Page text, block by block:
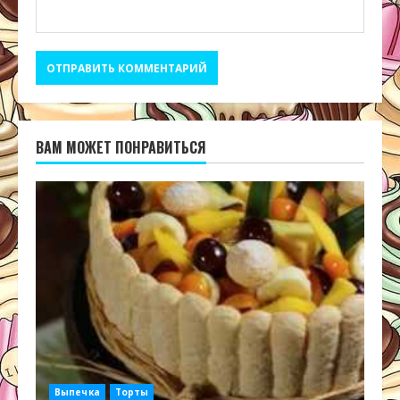
ВАМ МОЖЕТ ПОНРАВИТЬСЯ
Выпечка Торты